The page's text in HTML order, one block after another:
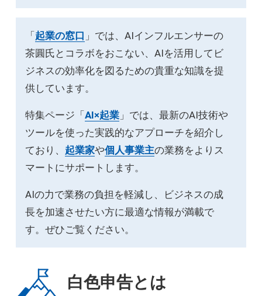
「起業の窓口 」では、AIインフルエンサーの
茶圓氏とコラボをおこない、AIを活用してビ
ジネスの効率化を図るための貴重な知識を提
供しています。
特集ページ「AI×起業」では、最新のAI技術や
ツールを使った実践的なアプローチを紹介し
ており、 起業家や個人事業主の業務をよりス
マートにサポートします。
AIの力で業務の負担を軽減し、ビジネスの成
長を加速させたい方に最適な情報が満載で
す。ぜひご覧ください。
白色申告とは